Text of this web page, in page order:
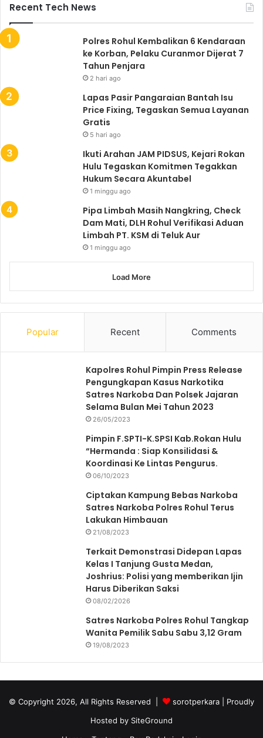
Recent Tech News
Polres Rohul Kembalikan 6 Kendaraan
ke Korban, Pelaku Curanmor Dijerat 7
Tahun Penjara
2 hari ago
Lapas Pasir Pangaraian Bantah Isu
Price Fixing, Tegaskan Semua Layanan
Gratis
5 hari ago
Ikuti Arahan JAM PIDSUS, Kejari Rokan
Hulu Tegaskan Komitmen Tegakkan
Hukum Secara Akuntabel
1 minggu ago
Pipa Limbah Masih Nangkring, Check
Dam Mati, DLH Rohul Verifikasi Aduan
Limbah PT. KSM di Teluk Aur
1 minggu ago
Load More
Popular Recent Comments
Kapolres Rohul Pimpin Press Release
Pengungkapan Kasus Narkotika
Satres Narkoba Dan Polsek Jajaran
Selama Bulan Mei Tahun 2023
26/05/2023
Pimpin F.SPTI-K.SPSI Kab.Rokan Hulu
“Hermanda : Siap Konsilidasi &
Koordinasi Ke Lintas Pengurus.
06/10/2023
Ciptakan Kampung Bebas Narkoba
Satres Narkoba Polres Rohul Terus
Lakukan Himbauan
21/08/2023
Terkait Demonstrasi Didepan Lapas
Kelas I Tanjung Gusta Medan,
Joshrius: Polisi yang memberikan Ijin
Harus Diberikan Saksi
08/02/2026
Satres Narkoba Polres Rohul Tangkap
Wanita Pemilik Sabu Sabu 3,12 Gram
19/08/2023
© Copyright 2026, All Rights Reserved | sorotperkara
| Proudly
Hosted by SiteGround